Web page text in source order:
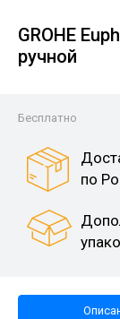
GROHE
ручной
Бесплатно
по